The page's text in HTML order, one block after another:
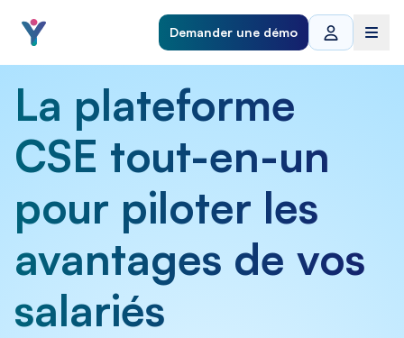
Demander une démo
La plateforme
CSE tout-en-un
pour piloter les
avantages de vos
salariés